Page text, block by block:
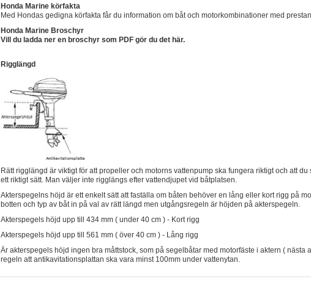
Honda Marine körfakta
Med Hondas gedigna körfakta får du information om båt och motorkombinationer med
Honda Marine Broschyr
Vill du ladda ner en broschyr som PDF gör du det här.
Rigglängd
Rätt rigglängd är viktigt för att propeller och motorns vattenpump ska fungera riktigt och att
ett riktigt sätt. Man väljer inte rigglängs efter vattendjupet vid båtplatsen.
Akterspegelns höjd är ett enkelt sätt att faställa om båten behöver en lång eller kort rigg på
botten och typ av båt in på val av rätt längd men utgångsregeln är höjden på akterspegeln.
Akterspegels höjd upp till 434 mm ( under 40 cm ) - Kort rigg
Akterspegels höjd upp till 561 mm ( över 40 cm ) - Lång rigg
Är akterspegels höjd ingen bra måttstock, som på segelbåtar med motorfäste i aktern ( nästa
regeln att antikavitationsplattan ska vara minst 100mm under vattenytan.